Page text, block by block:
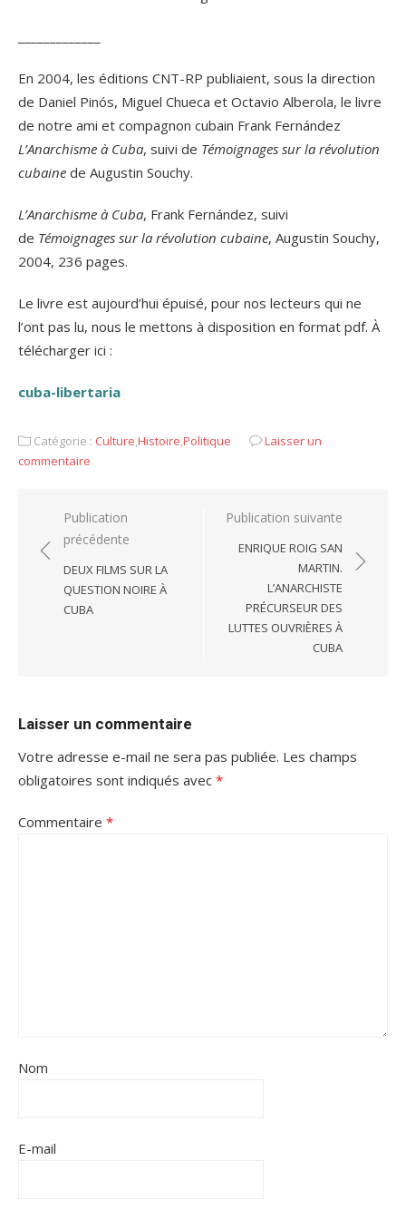
En 2004, les éditions CNT-RP publiaient, sous la direction
de Daniel Pinós, Miguel Chueca et Octavio Alberola, le livre
de notre ami et compagnon cubain Frank Fernández
L’Anarchisme à Cuba, suivi de Témoignages sur la révolution
cubaine de Augustin Souchy.
L’Anarchisme à Cuba, Frank Fernández, suivi
de Témoignages sur la révolution cubaine, Augustin Souchy,
2004, 236 pages.
Le livre est aujourd’hui épuisé, pour nos lecteurs qui ne
l’ont pas lu, nous le mettons à disposition en format pdf. À
télécharger ici :
cuba-libertaria
Catégorie : Culture,Histoire,Politique
Laisser un
commentaire
Navigation
de
l’article
Publication
précédente
DEUX FILMS SUR LA
QUESTION NOIRE À
CUBA
Publication suivante
ENRIQUE ROIG SAN
MARTIN.
L’ANARCHISTE
PRÉCURSEUR DES
LUTTES OUVRIÈRES À
CUBA
Laisser un commentaire
Votre adresse e-mail ne sera pas publiée. Les champs
obligatoires sont indiqués avec *
Commentaire *
Nom
E-mail